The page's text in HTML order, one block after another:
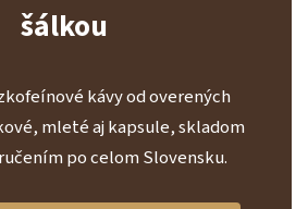
šálkou
kávy od overených
mleté aj kapsule, skladom
po celom Slovensku.